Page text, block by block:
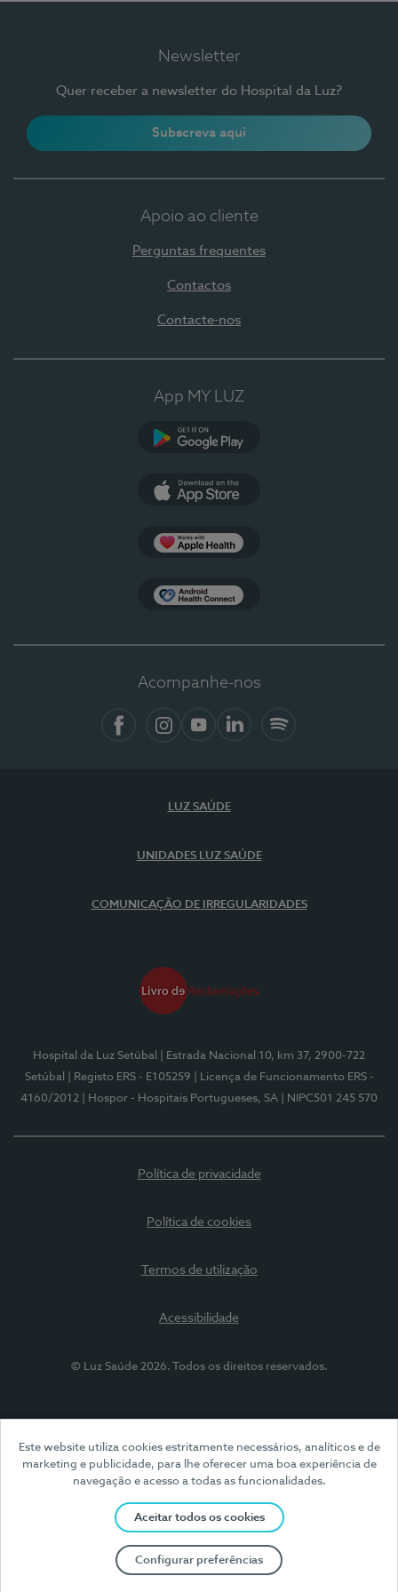
Este website utiliza cookies estritamente necessários, analíticos e de
marketing e publicidade, para lhe oferecer uma boa experiência de
navegação e acesso a todas as funcionalidades.
Aceitar todos os cookies
Configurar preferências
Newsletter
Quer receber a newsletter do Hospital da Luz?
Subscreva aqui
Apoio ao cliente
Perguntas frequentes
Contactos
Contacte-nos
App MY LUZ
Acompanhe-nos
LUZ SAÚDE
UNIDADES LUZ SAÚDE
COMUNICAÇÃO DE IRREGULARIDADES
Hospital da Luz Setúbal
| Estrada Nacional 10, km 37, 2900-722
Setúbal
| Registo ERS - E105259
| Licença de Funcionamento ERS -
4160/2012
| Hospor - Hospitais Portugueses, SA | NIPC501 245 570
Política de privacidade
Política de cookies
Termos de utilização
Acessibilidade
© Luz Saúde 2026. Todos os direitos reservados.